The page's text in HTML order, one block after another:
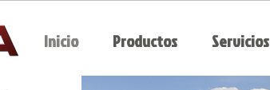
Inicio Productos Servicios